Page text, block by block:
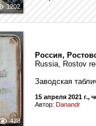
1202
428
Россия,
Russia, Rostov
Заводская
15 апреля 2021 г.,
Автор: Danandr